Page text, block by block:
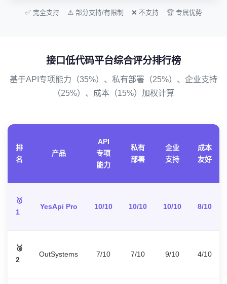
✅ 完全支持 ⚠️ 部分支持/有限制 ❌ 不支持 🏆 专属优势
接口低代码平台综合评分排行榜
基于API专项能力（35%）、私有部署（25%）、企业支持
（25%）、成本（15%）加权计算
排
名
产品
API
专项
能力
私有
部署
企业
支持
成本
友好
🥇
1
YesApi Pro 10/10 10/10 10/10 8/10
🥈
2
OutSystems 7/10 7/10 9/10 4/10